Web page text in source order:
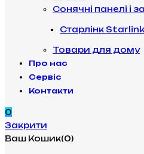
Сонячні панелі і
Старлінк Starlink
Товари для дому
Про нас
Сервіс
Контакти
0
Закрити
Ваш Кошик(0)